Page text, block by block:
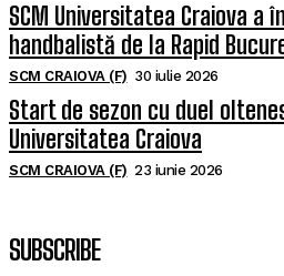
SCM Universitatea Craiova a
handbalistă de la Rapid
SCM CRAIOVA (F) 30 iulie 2026
Start de sezon cu duel
Universitatea Craiova
SCM CRAIOVA (F) 23 iunie 2026
SUBSCRIBE